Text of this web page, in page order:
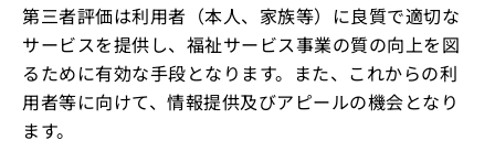
第三者評価は利用者（本人、家族等）に良質で適切な
サービスを提供し、福祉サービス事業の質の向上を図
るために有効な手段となります。また、これからの利
用者等に向けて、情報提供及びアピールの機会となり
ます。